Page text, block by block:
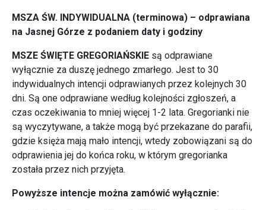
MSZA ŚW. INDYWIDUALNA (terminowa) – odprawiana
na Jasnej Górze z podaniem daty i godziny
MSZE ŚWIĘTE GREGORIAŃSKIE są odprawiane
wyłącznie za duszę jednego zmarłego. Jest to 30
indywidualnych intencji odprawianych przez kolejnych 30
dni. Są one odprawiane według kolejności zgłoszeń, a
czas oczekiwania to mniej więcej 1-2 lata. Gregorianki nie
są wyczytywane, a także mogą być przekazane do parafii,
gdzie księża mają mało intencji, wtedy zobowiązani są do
odprawienia jej do końca roku, w którym gregorianka
została przez nich przyjęta.
Powyższe intencje można zamówić wyłącznie: